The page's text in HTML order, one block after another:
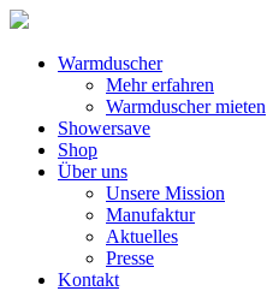
Warmduscher
Mehr erfahren
Warmduscher mieten
Showersave
Shop
Über uns
Unsere Mission
Manufaktur
Aktuelles
Presse
Kontakt